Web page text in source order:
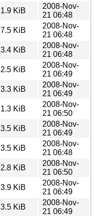
1.9 KiB
2008-Nov-
21 06:48
7.5 KiB
2008-Nov-
21 06:48
3.4 KiB
2008-Nov-
21 06:48
2.5 KiB
2008-Nov-
21 06:49
3.3 KiB
2008-Nov-
21 06:49
1.3 KiB
2008-Nov-
21 06:50
3.5 KiB
2008-Nov-
21 06:49
3.5 KiB
2008-Nov-
21 06:48
2.8 KiB
2008-Nov-
21 06:50
3.9 KiB
2008-Nov-
21 06:49
3.5 KiB
2008-Nov-
21 06:49